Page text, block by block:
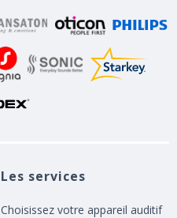
Les services
Choisissez votre appareil auditif